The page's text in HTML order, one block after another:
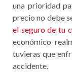
una prioridad
precio no debe
el seguro de tu
económico
tuvieras que
accidente.